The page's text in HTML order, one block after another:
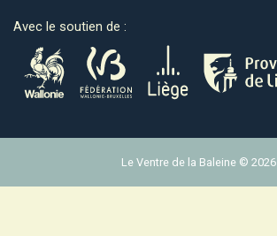
Avec le soutien de :
Le Ventre de la Baleine © 2026